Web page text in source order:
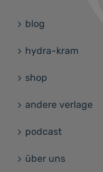
blog
hydra-kram
shop
andere verlage
podcast
über uns